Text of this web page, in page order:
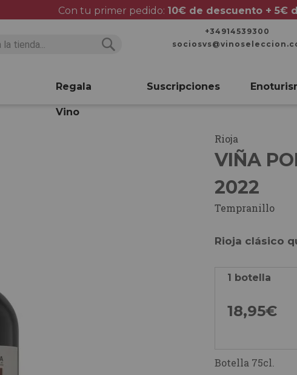
Con tu primer pedido: 10€ de descuento + 5€
+34914539300
Regala
Vino
Suscripciones
Rioja
VIÑA
2022
Tempranillo
Rioja clásico
1 botella
18,95€
Botella 75cl.